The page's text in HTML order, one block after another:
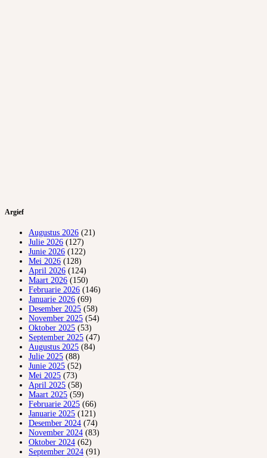
Argief
Augustus 2026 (21)
Julie 2026 (127)
Junie 2026 (122)
Mei 2026 (128)
April 2026 (124)
Maart 2026 (150)
Februarie 2026 (146)
Januarie 2026 (69)
Desember 2025 (58)
November 2025 (54)
Oktober 2025 (53)
September 2025 (47)
Augustus 2025 (84)
Julie 2025 (88)
Junie 2025 (52)
Mei 2025 (73)
April 2025 (58)
Maart 2025 (59)
Februarie 2025 (66)
Januarie 2025 (121)
Desember 2024 (74)
November 2024 (83)
Oktober 2024 (62)
September 2024 (91)